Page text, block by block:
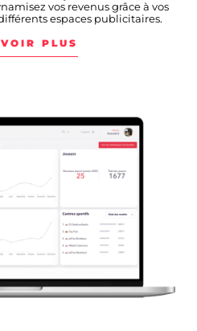
vos revenus grâce à vos
espaces publicitaires.
PLUS